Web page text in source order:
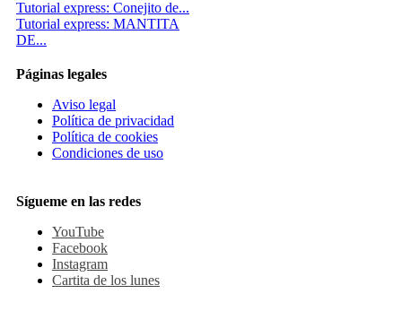
Tutorial express: Conejito de...
Tutorial express: MANTITA
DE...
Páginas legales
Aviso legal
Política de privacidad
Política de cookies
Condiciones de uso
Sígueme en las redes
YouTube
Facebook
Instagram
Cartita de los lunes